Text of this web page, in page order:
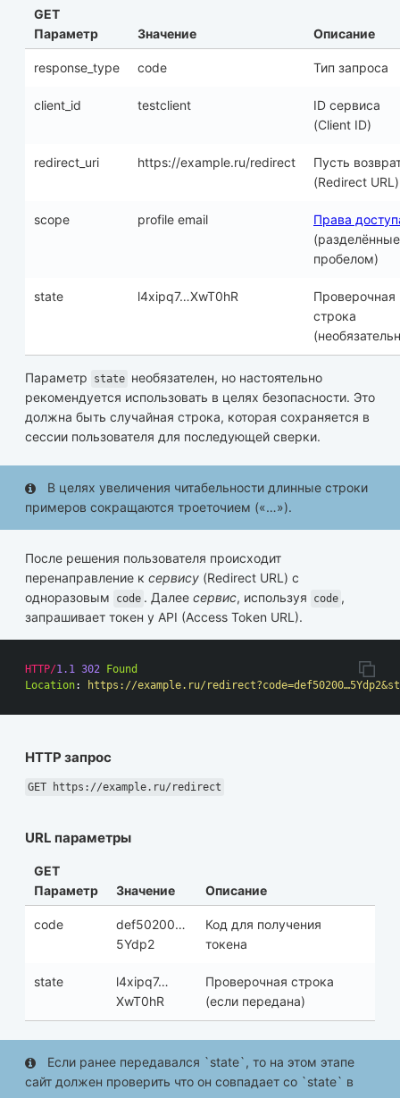
GET
Параметр
Значение Описание
response_type code Тип запроса
client_id testclient
ID сервиса
(Client ID)
redirect_uri https://example.ru/redirect
Пусть
(Redirect URL)
scope profile email
Права
(разделённые
пробелом)
state l4xipq7…XwT0hR
Проверочная
строка
Параметр state необязателен, но настоятельно
рекомендуется использовать в целях безопасности. Это
должна быть случайная строка, которая сохраняется в
сессии пользователя для последующей сверки.
В целях увеличения читабельности длинные строки
примеров сокращаются троеточием («…»).
После решения пользователя происходит
перенаправление к сервису (Redirect URL) с
одноразовым
code . Далее сервис, используя code ,
запрашивает токен у API (Access Token URL).
HTTP/1.1 302
Found
Location: https://example.ru/
HTTP запрос
GET https://example.ru/redirect
URL параметры
GET
Параметр
Значение Описание
code
def50200…
5Ydp2
Код для получения
токена
state
l4xipq7…
XwT0hR
Проверочная строка
(если передана)
Если ранее передавался `state`, то на этом этапе
сайт должен проверить что он совпадает со `state` в